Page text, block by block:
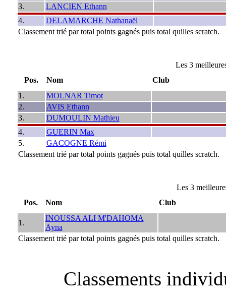
3.
LANCIEN Ethann
4.
DELAMARCHE Nathanaël
Classement trié par total points gagnés puis total quilles scratch.
Les 3
Pos.
Nom
Club
1.
MOLNAR Timot
2.
AVIS Ethann
3.
DUMOULIN Mathieu
4.
GUERIN Max
5.
GACOGNE Rémi
Classement trié par total points gagnés puis total quilles scratch.
Les 3
Pos.
Nom Club
1.
INOUSSA ALI M'DAHOMA
Ayna
Classement trié par total points gagnés puis total quilles scratch.
Classements